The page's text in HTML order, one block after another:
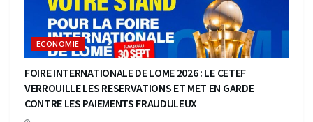
ECONOMIE
FOIRE INTERNATIONALE DE LOME 2026 : LE CETEF
VERROUILLE LES RESERVATIONS ET MET EN GARDE
CONTRE LES PAIEMENTS FRAUDULEUX